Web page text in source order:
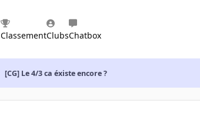
ClassementClubsChatbox
[CG] Le 4/3 ca éxiste encore ?